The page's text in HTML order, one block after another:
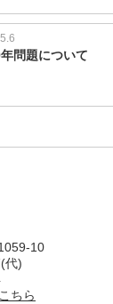
問題について
10
代)
ちら